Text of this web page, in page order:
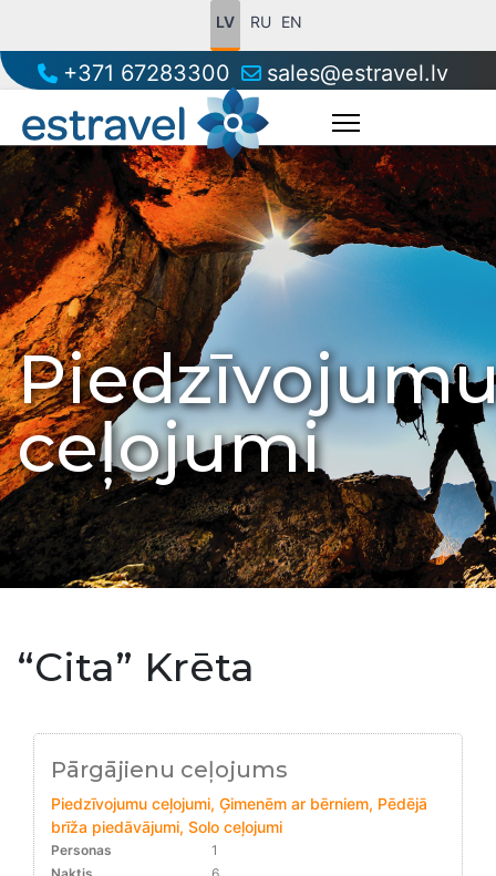
LV RU EN
+371 67283300 sales@estravel.lv
ceļojumi
“Cita” Krēta
Pārgājienu ceļojums
Piedzīvojumu ceļojumi, Ģimenēm ar bērniem, Pēdējā
brīža piedāvājumi, Solo ceļojumi
Personas
1